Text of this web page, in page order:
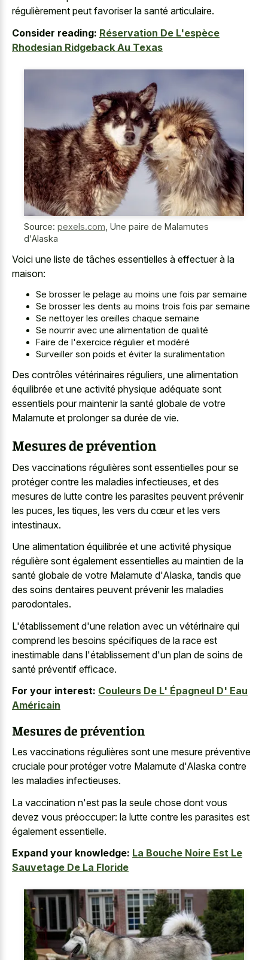
régulièrement peut favoriser la santé articulaire.
Consider reading: Réservation De L'espèce
Rhodesian Ridgeback Au Texas
Source: pexels.com Une paire de Malamutes
d'Alaska
Voici une liste de tâches essentielles à effectuer à la
maison:
Se brosser le pelage au moins une fois par semaine
Se brosser les dents au moins trois fois par semaine
Se nettoyer les oreilles chaque semaine
Se nourrir avec une alimentation de qualité
Faire de l'exercice régulier et modéré
Surveiller son poids et éviter la suralimentation
Des contrôles vétérinaires réguliers, une alimentation
équilibrée et une activité physique adéquate sont
essentiels pour maintenir la santé globale de votre
Malamute et prolonger sa durée de vie.
Mesures de prévention
Des vaccinations régulières sont essentielles pour se
protéger contre les maladies infectieuses, et des
mesures de lutte contre les parasites peuvent prévenir
les puces, les tiques, les vers du cœur et les vers
intestinaux.
Une alimentation équilibrée et une activité physique
régulière sont également essentielles au maintien de la
santé globale de votre Malamute d'Alaska, tandis que
des soins dentaires peuvent prévenir les maladies
parodontales.
L'établissement d'une relation avec un vétérinaire qui
comprend les besoins spécifiques de la race est
inestimable dans l'établissement d'un plan de soins de
santé préventif efficace.
For your interest: Couleurs De L' Épagneul D' Eau
Américain
Mesures de prévention
Les vaccinations régulières sont une mesure préventive
cruciale pour protéger votre Malamute d'Alaska contre
les maladies infectieuses.
La vaccination n'est pas la seule chose dont vous
devez vous préoccuper: la lutte contre les parasites est
également essentielle.
Expand your knowledge: La Bouche Noire Est Le
Sauvetage De La Floride